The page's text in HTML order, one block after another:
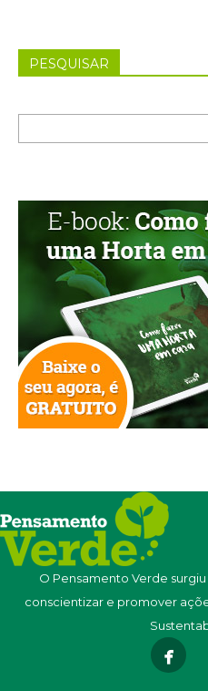
PESQUISAR
O Pensamento Verde
conscientizar e promover